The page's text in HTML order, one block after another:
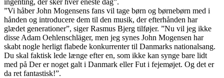
”Vi håber John Mogensens fans vil tage børn og børnebørn med i
hånden og introducere dem til den musik, der efterhånden har
glædet generationer”, siger Rasmus Bjerg tilføjer. ”Nu vil jeg ikke
disse Adam Oehlenschläger, men jeg synes John Mogensen har
skabt nogle herligt flabede konkurrenter til Danmarks nationalsang.
Du skal faktisk lede længe efter en, som ikke kan synge bare lidt
med på Der er noget galt i Danmark eller Fut i fejemøjet. Og det er
da ret fantastisk!”.